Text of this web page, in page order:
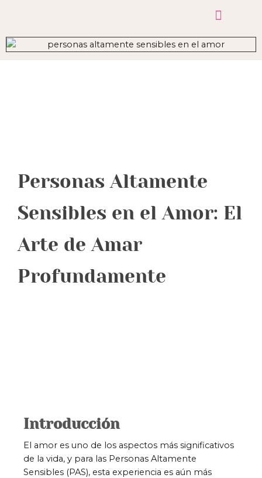
Personas Altamente
Sensibles en el Amor: El
Arte de Amar
Profundamente
Introducción
El amor es uno de los aspectos más significativos
de la vida, y para las Personas Altamente
Sensibles (PAS), esta experiencia es aún más